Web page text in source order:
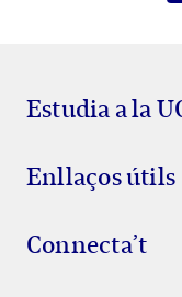
Estudia a la
Enllaços útils
Connecta’t